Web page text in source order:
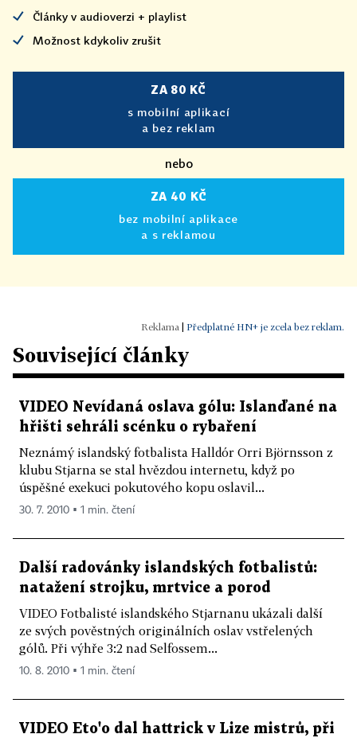
Články v audioverzi + playlist
Možnost kdykoliv zrušit
ZA 80 KČ
s mobilní aplikací
a bez reklam
nebo
ZA 40 KČ
bez mobilní aplikace
a s reklamou
Předplatné HN+ je zcela bez reklam.
Související články
VIDEO Nevídaná oslava gólu: Islanďané na
hřišti sehráli scénku o rybaření
Neznámý islandský fotbalista Halldór Orri Björnsson z
klubu Stjarna se stal hvězdou internetu, když po
úspěšné exekuci pokutového kopu oslavil...
30. 7. 2010 ▪ 1 min. čtení
Další radovánky islandských fotbalistů:
natažení strojku, mrtvice a porod
VIDEO Fotbalisté islandského Stjarnanu ukázali další
ze svých pověstných originálních oslav vstřelených
gólů. Při výhře 3:2 nad Selfossem...
10. 8. 2010 ▪ 1 min. čtení
VIDEO Eto'o dal hattrick v Lize mistrů, při